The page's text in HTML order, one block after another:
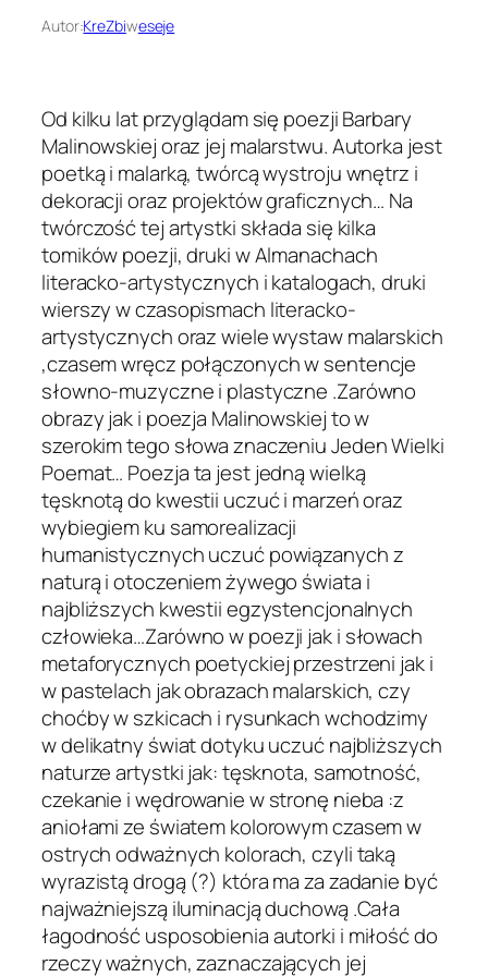
Autor:KreZbiweseje
Od kilku lat przyglądam się poezji Barbary
Malinowskiej oraz jej malarstwu. Autorka jest
poetką i malarką, twórcą wystroju wnętrz i
dekoracji oraz projektów graficznych… Na
twórczość tej artystki składa się kilka
tomików poezji, druki w Almanachach
literacko-artystycznych i katalogach, druki
wierszy w czasopismach literacko-
artystycznych oraz wiele wystaw malarskich
,czasem wręcz połączonych w sentencje
słowno-muzyczne i plastyczne .Zarówno
obrazy jak i poezja Malinowskiej to w
szerokim tego słowa znaczeniu Jeden Wielki
Poemat… Poezja ta jest jedną wielką
tęsknotą do kwestii uczuć i marzeń oraz
wybiegiem ku samorealizacji
humanistycznych uczuć powiązanych z
naturą i otoczeniem żywego świata i
najbliższych kwestii egzystencjonalnych
człowieka…Zarówno w poezji jak i słowach
metaforycznych poetyckiej przestrzeni jak i
w pastelach jak obrazach malarskich, czy
choćby w szkicach i rysunkach wchodzimy
w delikatny świat dotyku uczuć najbliższych
naturze artystki jak: tęsknota, samotność,
czekanie i wędrowanie w stronę nieba :z
aniołami ze światem kolorowym czasem w
ostrych odważnych kolorach, czyli taką
wyrazistą drogą (?) która ma za zadanie być
najważniejszą iluminacją duchową .Cała
łagodność usposobienia autorki i miłość do
rzeczy ważnych, zaznaczających jej